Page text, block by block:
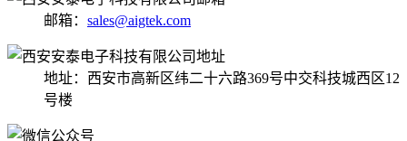
邮箱： sales@aigtek.com
地址：西安市高新区纬二十六路369号中交科技城西区12
号楼